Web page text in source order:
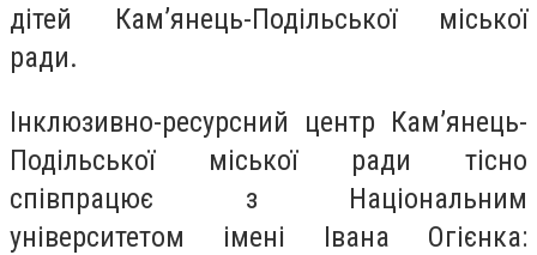
дітей Кам’янець-Подільської міської
ради.
Інклюзивно-ресурсний центр Кам’янець-
Подільської міської ради тісно
співпрацює з Національним
університетом імені Івана Огієнка: